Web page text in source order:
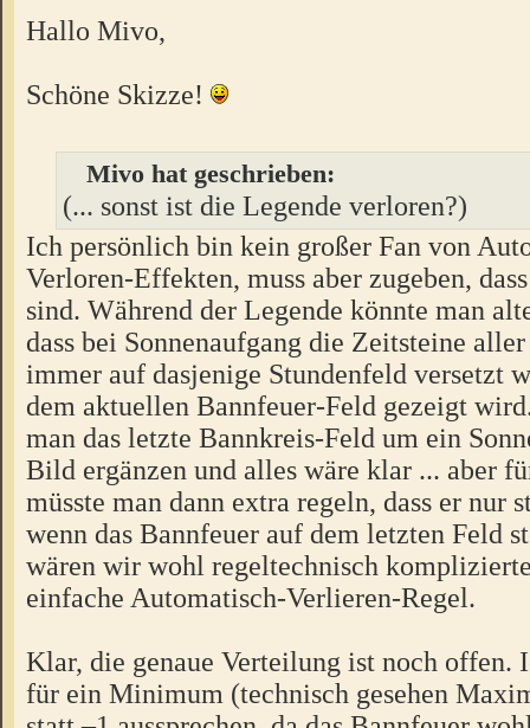
Hallo Mivo,
Schöne Skizze!
Mivo hat geschrieben:
(... sonst ist die Legende verloren?)
Ich persönlich bin kein großer Fan von
Verloren-Effekten, muss aber zugeben,
sind. Während der Legende könnte man
dass bei Sonnenaufgang die Zeitsteine
immer auf dasjenige Stundenfeld versetzt
dem aktuellen Bannfeuer-Feld gezeigt
man das letzte Bannkreis-Feld um ein
Bild ergänzen und alles wäre klar ... aber
müsste man dann extra regeln, dass er nur
wenn das Bannfeuer auf dem letzten Feld
wären wir wohl regeltechnisch
einfache Automatisch-Verlieren-Regel.
Klar, die genaue Verteilung ist noch offen.
für ein Minimum (technisch gesehen